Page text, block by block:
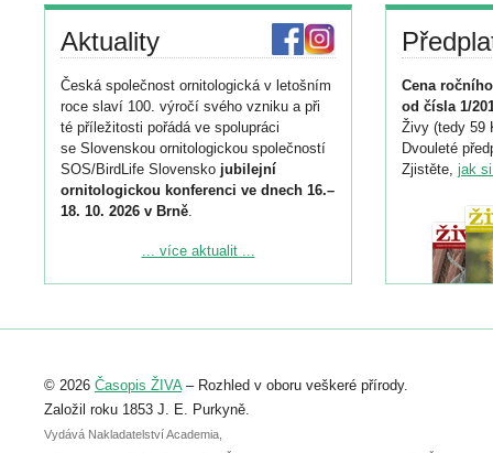
Aktuality
Česká společnost ornitologická v letošním
roce slaví 100. výročí svého vzniku a při
té příležitosti pořádá ve spolupráci
se Slovenskou ornitologickou společností
SOS/BirdLife Slovensko jubilejní
ornitologickou konferenci ve dnech 16.–
18. 10. 2026 v Brně.
Podrobnější informace ke konferenci
Registrovat se můžete do 6. září.
abstraktu přihlášené přednášky nebo
posteru je už 30. června.
... více aktualit ...
Cena
od čísla 1/
Živy (tedy 59
Dvouleté
Zjistěte, jak
© 2026 Časopis ŽIVA– Rozhled v oboru veškeré přírody.
Založil roku 1853 J. E. Purkyně.
Vydává Nakladatelství Academia,